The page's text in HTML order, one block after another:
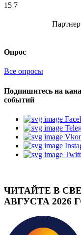
15 7
Опрос
Все опросы
Подпишитесь на
событий
ЧИТАЙТЕ В
АВГУСТА 2026